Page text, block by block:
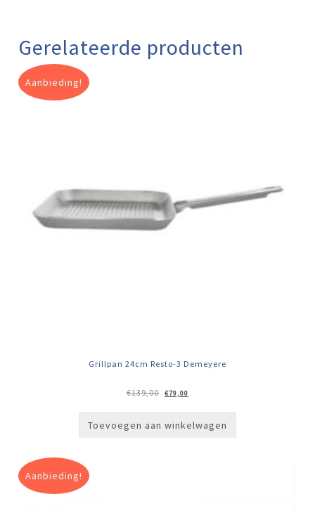
Gerelateerde producten
Aanbieding!
Grillpan 24cm Resto-3 Demeyere
€139,00
Oorspronkelijke
prijs
€79,00
prijs
Toevoegen aan winkelwagen
Aanbieding!